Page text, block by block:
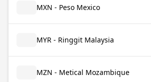
MXN - Peso Mexico
MYR - Ringgit Malaysia
MZN - Metical Mozambique